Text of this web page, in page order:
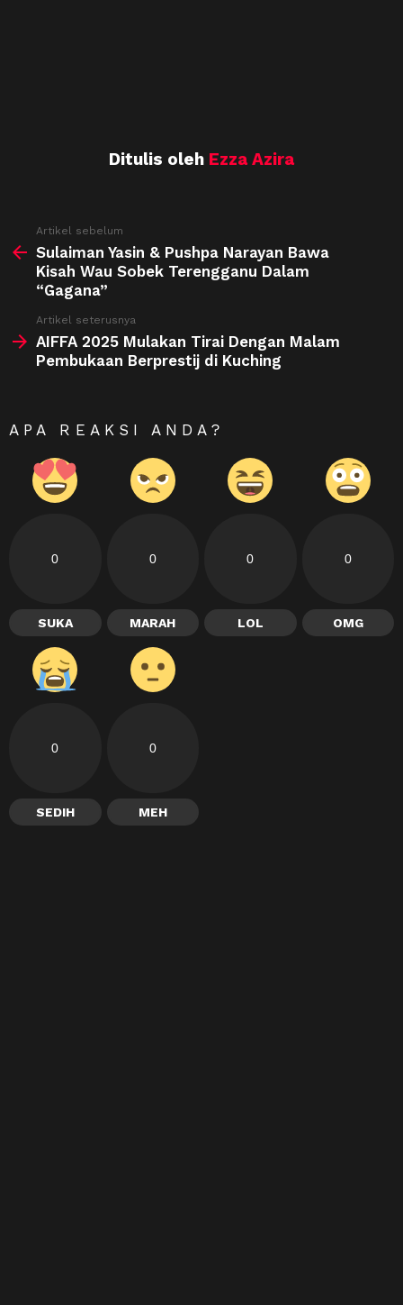
Ditulis oleh Ezza Azira
more
Artikel sebelum
Sulaiman Yasin & Pushpa Narayan Bawa
Kisah Wau Sobek Terengganu Dalam
“Gagana”
Artikel seterusnya
AIFFA 2025 Mulakan Tirai Dengan Malam
Pembukaan Berprestij di Kuching
APA REAKSI ANDA?
0
SUKA
0
MARAH
0
LOL
0
OMG
0
SEDIH
0
MEH